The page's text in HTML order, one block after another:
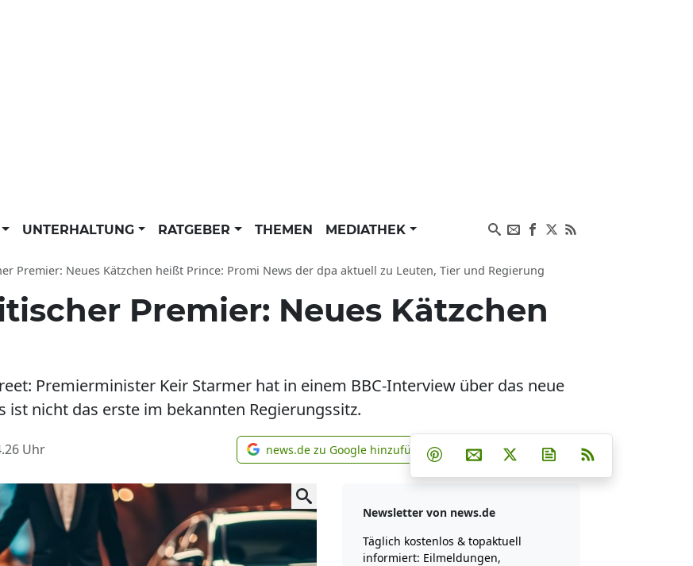
UNTERHALTUNG RATGEBER THEMEN MEDIATHEK
Premier: Neues Kätzchen heißt Prince: Promi News der dpa aktuell zu Leuten, Tier und Regierung
Premier: Neues Kätzchen
Premierminister Keir Starmer hat in einem BBC-Interview über das neue
ist nicht das erste im bekannten Regierungssitz.
Uhr news.de zu Google hinzufügen
news.de zu Google hinzufügen Teilen auf Facebook
Teilen auf Whatsapp
Teilen auf Telegram
Teilen auf Pinterest
Per E-Mail teilen
Post auf XNewsletter
Newsletter von news.de
Täglich kostenlos & topaktuell
informiert: Eilmeldungen,